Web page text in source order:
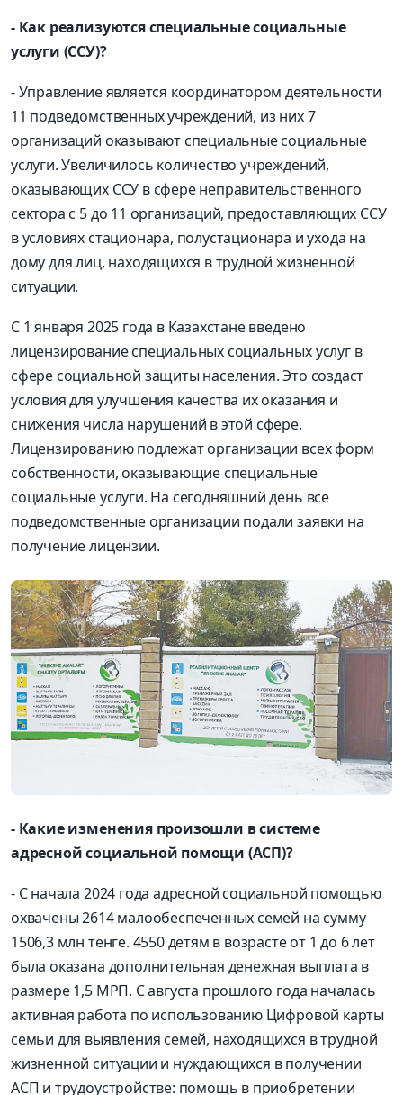
- Как реализуются специальные социальные
услуги (ССУ)?
- Управление является координатором деятельности
11 подведомственных учреждений, из них 7
организаций оказывают специальные социальные
услуги. Увеличилось количество учреждений,
оказывающих ССУ в сфере неправительственного
сектора с 5 до 11 организаций, предоставляющих ССУ
в условиях стационара, полустационара и ухода на
дому для лиц, находящихся в трудной жизненной
ситуации.
С 1 января 2025 года в Казахстане введено
лицензирование специальных социальных услуг в
сфере социальной защиты населения. Это создаст
условия для улучшения качества их оказания и
снижения числа нарушений в этой сфере.
Лицензированию подлежат организации всех форм
собственности, оказывающие специальные
социальные услуги. На сегодняшний день все
подведомственные организации подали заявки на
получение лицензии.
- Какие изменения произошли в системе
адресной социальной помощи (АСП)?
- С начала 2024 года адресной социальной помощью
охвачены 2614 малообеспеченных семей на сумму
1506,3 млн тенге. 4550 детям в возрасте от 1 до 6 лет
была оказана дополнительная денежная выплата в
размере 1,5 МРП. С августа прошлого года началась
активная работа по использованию Цифровой карты
семьи для выявления семей, находящихся в трудной
жизненной ситуации и нуждающихся в получении
АСП и трудоустройстве: помощь в приобретении